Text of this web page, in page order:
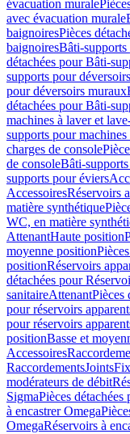
évacuation murale
avec évacuation murale
baignoiresPièces
baignoiresBâti-supports
détachées pour Bâti-
supports pour
pour déversoirs muraux
détachées pour Bâti-
machines à laver et
supports pour
charges de console
de consoleBâti-
supports pour éviers
AccessoiresRéservoirs
matière synthétique
WC, en matière
AttenantHaute position
moyenne position
positionRéservoirs
détachées pour
sanitaireAttenantPièces
pour réservoirs
pour réservoirs
positionBasse et
Accessoires
RaccordementsJoints
modérateurs de débit
SigmaPièces
à encastrer Omega
OmegaRéservoirs à